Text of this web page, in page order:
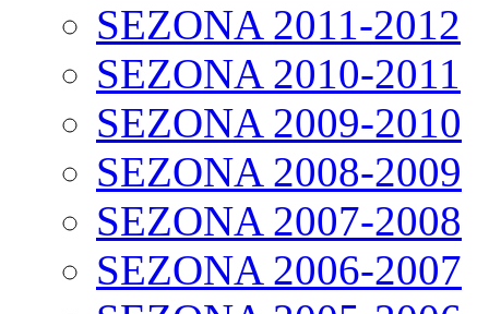
SEZONA 2011-2012
SEZONA 2010-2011
SEZONA 2009-2010
SEZONA 2008-2009
SEZONA 2007-2008
SEZONA 2006-2007